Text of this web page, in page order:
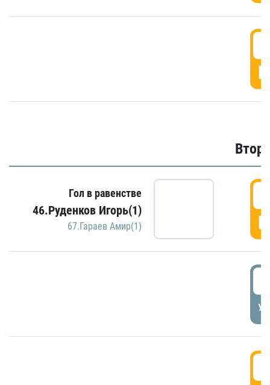
Гол в равенстве
46.Руденков Игорь(1)
67.Гараев Амир(1)